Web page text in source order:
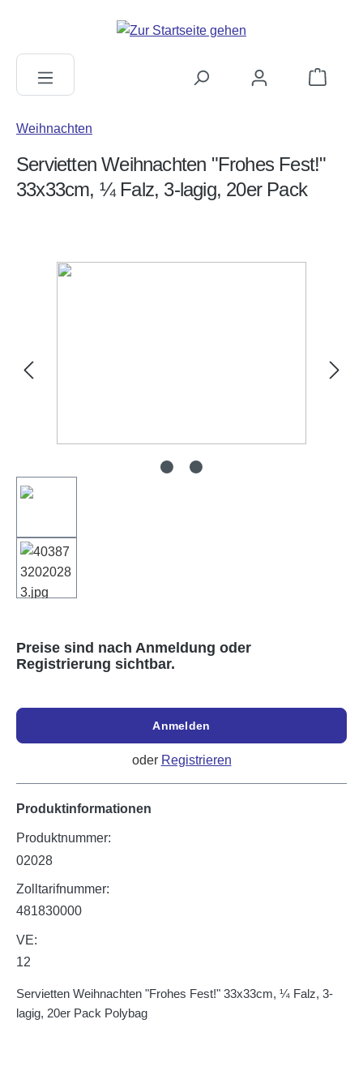
Weihnachten
Servietten Weihnachten "Frohes Fest!"
33x33cm, ¼ Falz, 3-lagig, 20er Pack
Bildergalerie überspringen
Preise sind nach Anmeldung oder
Registrierung sichtbar.
Anmelden
oder Registrieren
Produktinformationen
Produktnummer:
02028
Zolltarifnummer:
481830000
VE:
12
Servietten Weihnachten "Frohes Fest!" 33x33cm, ¼ Falz, 3-
lagig, 20er Pack Polybag